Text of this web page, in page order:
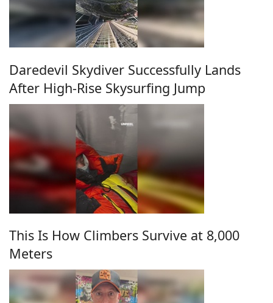
Daredevil Skydiver Successfully Lands
After High-Rise Skysurfing Jump
This Is How Climbers Survive at 8,000
Meters